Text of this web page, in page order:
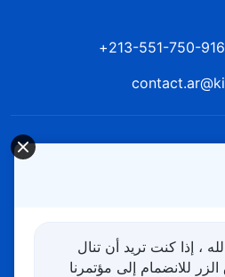
هل تريد دخوله؟
، إذا كنت تريد أن تنال
للانضمام إلى مؤتمرنا